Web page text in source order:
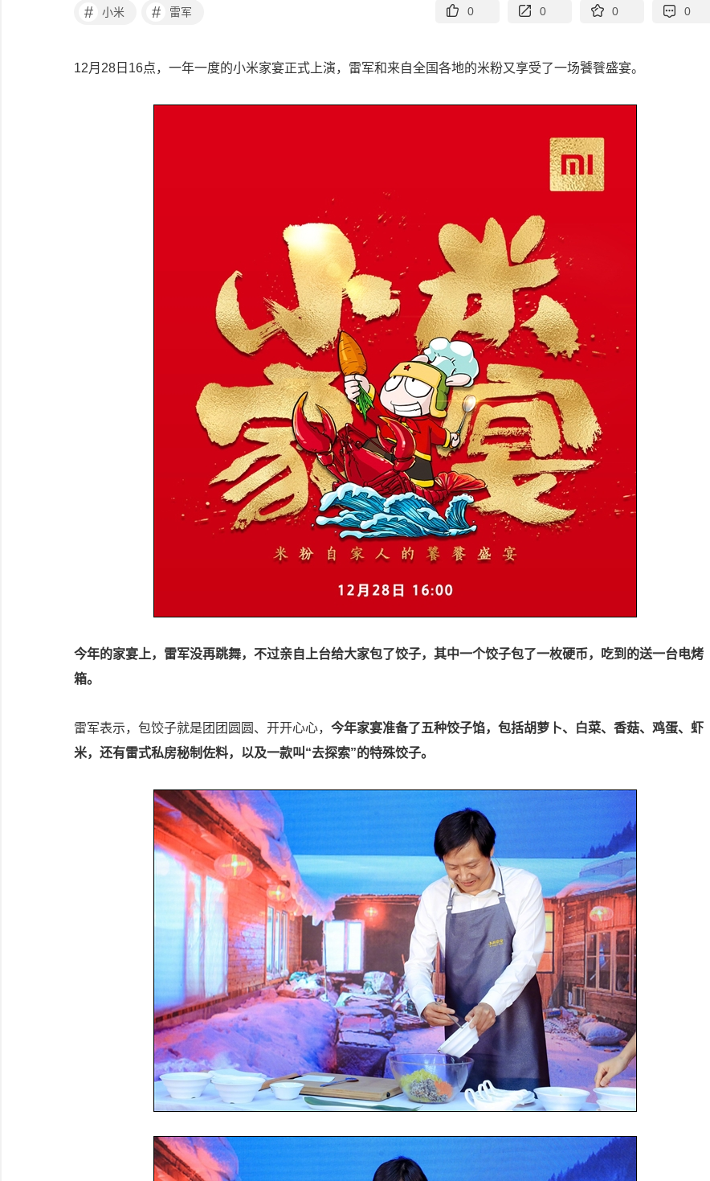
# 小米 # 雷军 0 0 0 0
12月28日16点，一年一度的小米家宴正式上演，雷军和来自全国各地的米粉又享受了一场饕餮盛宴。
今年的家宴上，雷军没再跳舞，不过亲自上台给大家包了饺子，其中一个饺子包了一枚硬币，吃到的送一台电烤
箱。
雷军表示，包饺子就是团团圆圆、开开心心， 今年家宴准备了五种饺子馅，包括胡萝卜、白菜、香菇、鸡蛋、虾
米，还有雷式私房秘制佐料，以及一款叫“去探索”的特殊饺子。